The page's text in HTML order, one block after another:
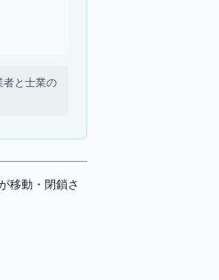
者と士業の
移動・閉鎖さ